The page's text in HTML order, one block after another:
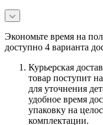
Экономьте время на
доступно 4 варианта
Курьерская
товар поступит
для уточнения
удобное время
упаковку на
комплектации.